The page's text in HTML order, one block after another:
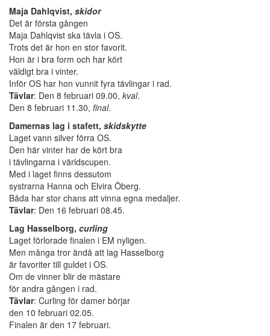
Maja Dahlqvist, skidor
Det är första gången
Maja Dahlqvist ska tävla i OS.
Trots det är hon en stor favorit.
Hon är i bra form och har kört
väldigt bra i vinter.
Inför OS har hon vunnit fyra tävlingar i rad.
Tävlar: Den 8 februari 09.00, kval.
Den 8 februari 11.30, final.
Damernas lag i stafett, skidskytte
Laget vann silver förra OS.
Den här vinter har de kört bra
i tävlingarna i världscupen.
Med i laget finns dessutom
systrarna Hanna och Elvira Öberg.
Båda har stor chans att vinna egna medaljer.
Tävlar: Den 16 februari 08.45.
Lag Hasselborg, curling
Laget förlorade finalen i EM nyligen.
Men många tror ändå att lag Hasselborg
är favoriter till guldet i OS.
Om de vinner blir de mästare
för andra gången i rad.
Tävlar: Curling för damer börjar
den 10 februari 02.05.
Finalen är den 17 februari.